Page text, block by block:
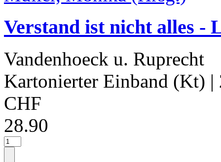
Verstand ist nicht alles -
Vandenhoeck u. Ruprecht
Kartonierter Einband (Kt) |
CHF
28.90